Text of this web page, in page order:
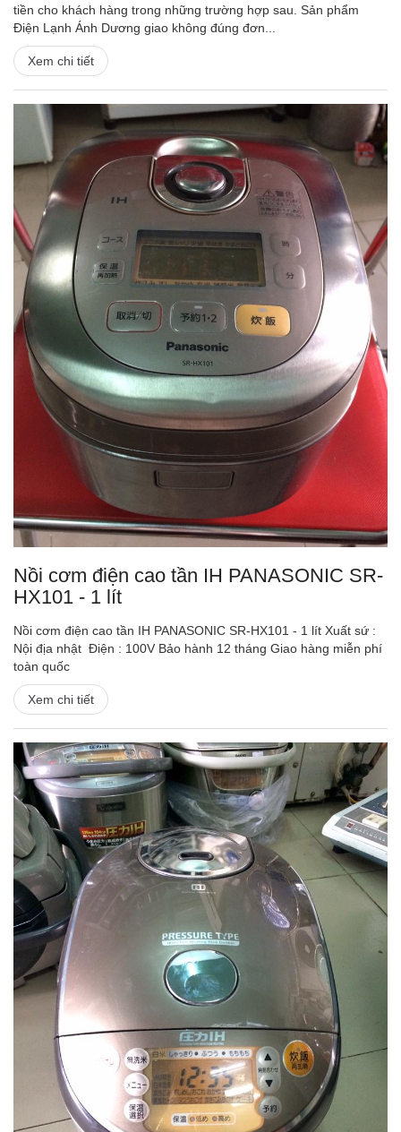
tiền cho khách hàng trong những trường hợp sau. Sản phẩm
Điện Lạnh Ánh Dương giao không đúng đơn...
Xem chi tiết
Nồi cơm điện cao tần IH PANASONIC SR-
HX101 - 1 lít
Nồi cơm điện cao tần IH PANASONIC SR-HX101 - 1 lít Xuất sứ :
Nội địa nhật Điện : 100V Bảo hành 12 tháng Giao hàng miễn phí
toàn quốc
Xem chi tiết